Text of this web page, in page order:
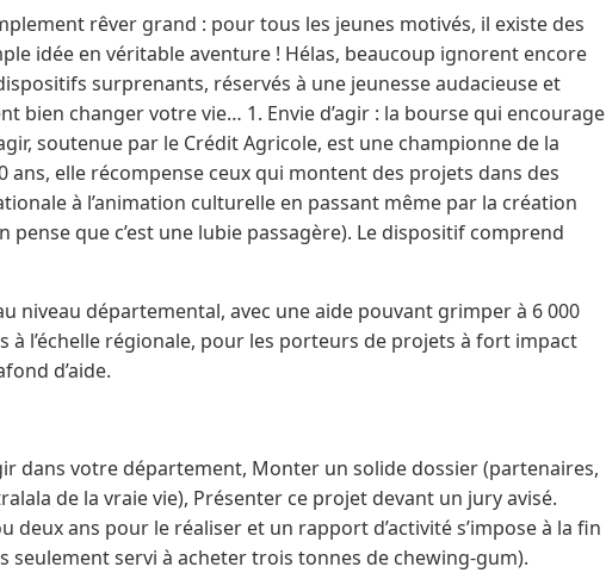
rêver grand : pour tous les jeunes motivés, il existe des
idée en véritable aventure ! Hélas, beaucoup ignorent encore
surprenants, réservés à une jeunesse audacieuse et
bien changer votre vie… 1. Envie d’agir : la bourse qui encourage
soutenue par le Crédit Agricole, est une championne de la
ans, elle récompense ceux qui montent des projets dans des
à l’animation culturelle en passant même par la création
pense que c’est une lubie passagère). Le dispositif comprend
niveau départemental, avec une aide pouvant grimper à 6 000
à l’échelle régionale, pour les porteurs de projets à fort impact
d’aide.
dans votre département, Monter un solide dossier (partenaires,
de la vraie vie), Présenter ce projet devant un jury avisé.
deux ans pour le réaliser et un rapport d’activité s’impose à la fin
seulement servi à acheter trois tonnes de chewing-gum).